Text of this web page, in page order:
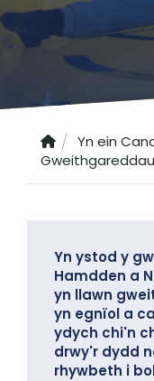
Yn ein
Yn ystod y
Hamdden a
yn llawn
yn egnïol a
ydych chi'n
drwy'r dydd
rhywbeth i